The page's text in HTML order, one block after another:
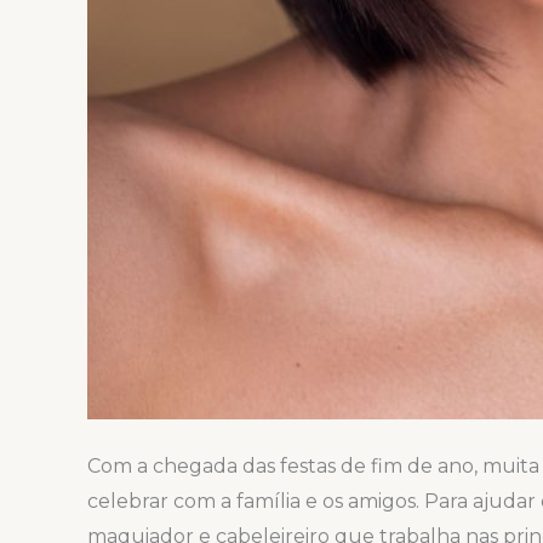
Com a chegada das festas de fim de ano,
celebrar com a família e os amigos. Para
maquiador e cabeleireiro que trabalha nas